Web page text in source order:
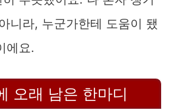
니라, 누군가한테 도움이 됐
에요.
오래 남은 한마디